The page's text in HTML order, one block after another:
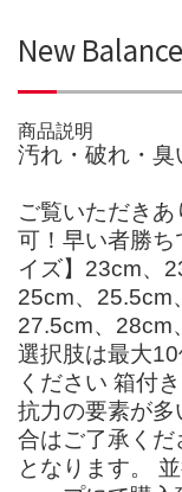
New
商品説明
汚れ・破れ・臭
ご覧いただき
可！早い者勝ち
イズ】23cm、
25cm、25.5cm
27.5cm、28cm
選択肢は最大
ください 箱付
抗力の要素が
合はご了承く
となります。